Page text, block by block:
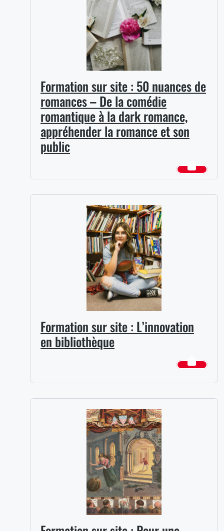
Formation sur site : 50 nuances de
romances – De la comédie
romantique à la dark romance,
appréhender la romance et son
public
Formation sur site : L’innovation
en bibliothèque